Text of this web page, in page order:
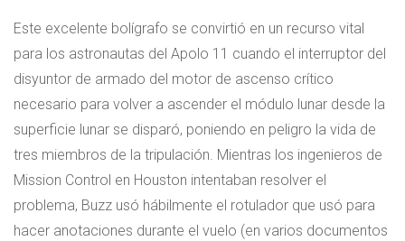
Este excelente bolígrafo se convirtió en un recurso vital
para los astronautas del Apolo 11 cuando el interruptor del
disyuntor de armado del motor de ascenso crítico
necesario para volver a ascender el módulo lunar desde la
superficie lunar se disparó, poniendo en peligro la vida de
tres miembros de la tripulación. Mientras los ingenieros de
Mission Control en Houston intentaban resolver el
problema, Buzz usó hábilmente el rotulador que usó para
hacer anotaciones durante el vuelo (en varios documentos